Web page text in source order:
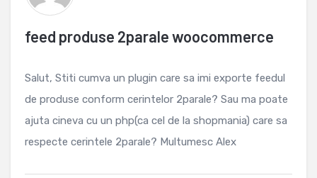
feed produse 2parale woocommerce
Salut, Stiti cumva un plugin care sa imi exporte feedul
de produse conform cerintelor 2parale? Sau ma poate
ajuta cineva cu un php(ca cel de la shopmania) care sa
respecte cerintele 2parale? Multumesc Alex